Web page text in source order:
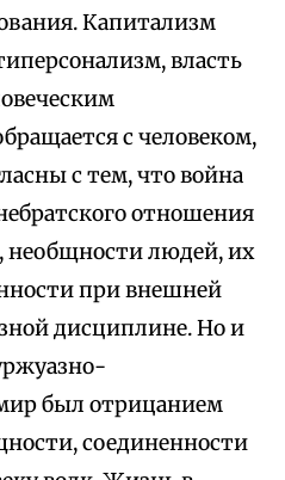
Капитализм
власть
с человеком,
с тем, что война
отношения
необщности людей, их
при внешней
дисциплине. Но и
был отрицанием
соединенности